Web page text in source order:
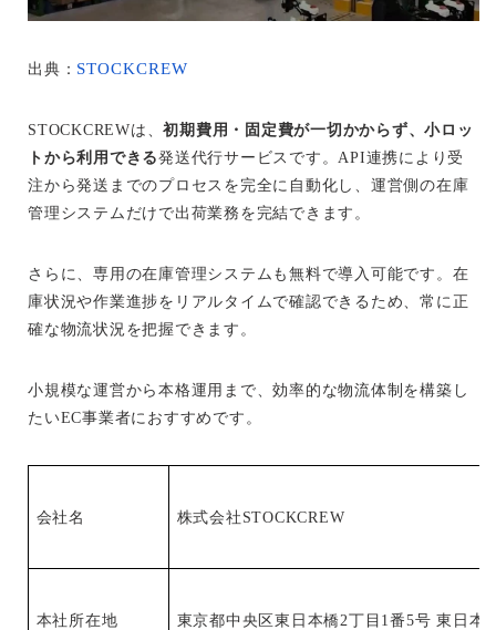
出典： STOCKCREW
STOCKCREWは、初期費用・固定費が一切かからず、小ロッ
トから利用できる発送代行サービスです。API連携により受
注から発送までのプロセスを完全に自動化し、運営側の在庫
管理システムだけで出荷業務を完結できます。
さらに、専用の在庫管理システムも無料で導入可能です。在
庫状況や作業進捗をリアルタイムで確認できるため、常に正
確な物流状況を把握できます。
小規模な運営から本格運用まで、効率的な物流体制を構築し
たいEC事業者におすすめです。
会社名 株式会社STOCKCREW
本社所在地 東京都中央区東日本橋2丁目1番5号 東日本